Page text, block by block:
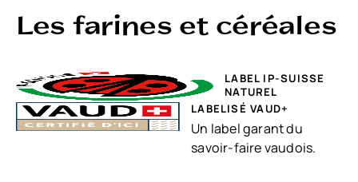
Les farines et céréales
LABEL IP-SUISSE
NATUREL
LABELISÉ VAUD+
Un label garant du
savoir-faire vaudois.